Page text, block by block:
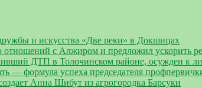
и искусства «Две реки» в Докшицах
с Алжиром и предложил ускорить
ДТП в Толочинском районе, осужден к
— формула успеха председателя
Анна Шибут из агрогородка Барсуки